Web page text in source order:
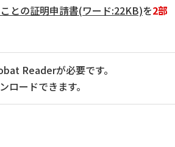
との証明申請書(ワード:22KB)を2部
Readerが必要です。
ードできます。